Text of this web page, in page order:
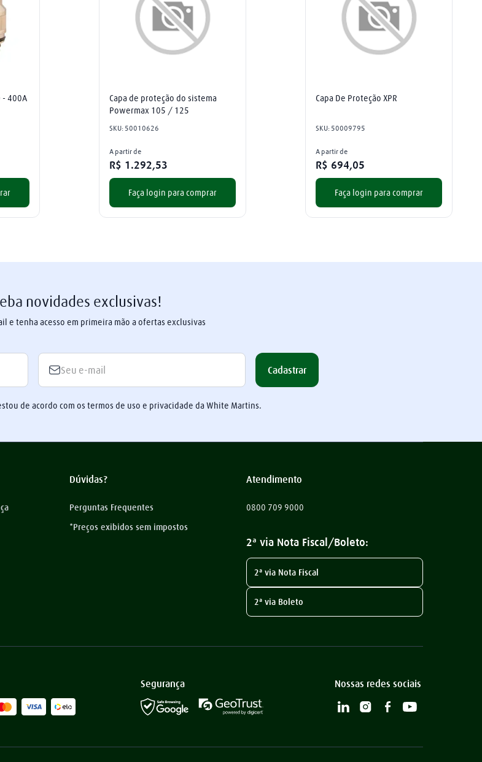
- 400A
Capa de proteção do sistema
Powermax 105 / 125
SKU: 50010626
A partir de
R$ 1.292,53
Faça login para comprar
Capa De Proteção XPR
SKU: 50009795
A partir de
R$ 694,05
Faça login para comprar
novidades exclusivas!
e tenha acesso em primeira mão a ofertas exclusivas
Cadastrar
de acordo com os termos de uso e privacidade da White Martins.
Dúvidas?
Perguntas Frequentes
*Preços exibidos sem impostos
Atendimento
0800 709 9000
2ª via Nota Fiscal/Boleto:
2ª via Nota Fiscal
2ª via Boleto
Segurança Nossas redes sociais